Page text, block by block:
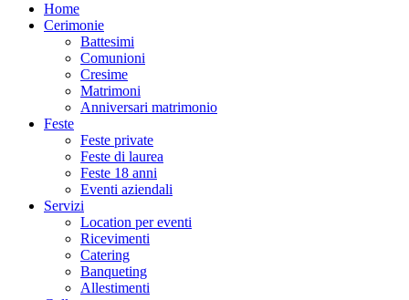
Home
Cerimonie
Battesimi
Comunioni
Cresime
Matrimoni
Anniversari matrimonio
Feste
Feste private
Feste di laurea
Feste 18 anni
Eventi aziendali
Servizi
Location per eventi
Ricevimenti
Catering
Banqueting
Allestimenti